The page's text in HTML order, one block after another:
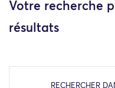
Votre recherche
résultats
RECHERCHER